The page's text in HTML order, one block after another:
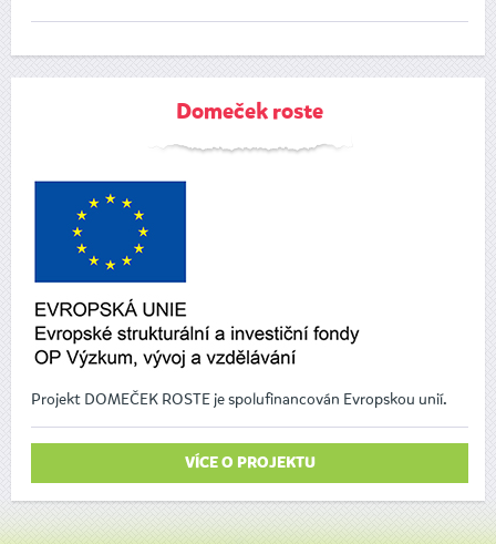
Domeček roste
Projekt DOMEČEK ROSTE je spolufinancován Evropskou unií.
VÍCE O PROJEKTU